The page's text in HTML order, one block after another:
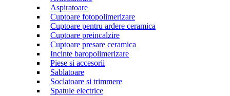
Aspiratoare
Cuptoare fotopolimerizare
Cuptoare pentru ardere ceramica
Cuptoare preincalzire
Cuptoare presare ceramica
Incinte baropolimerizare
Piese si accesorii
Sablatoare
Soclatoare si trimmere
Spatule electrice